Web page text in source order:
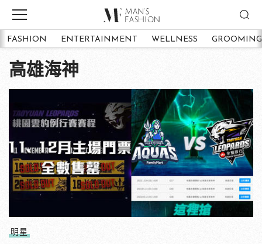
FASHION ENTERTAINMENT WELLNESS GROOMING
高雄海神
明星